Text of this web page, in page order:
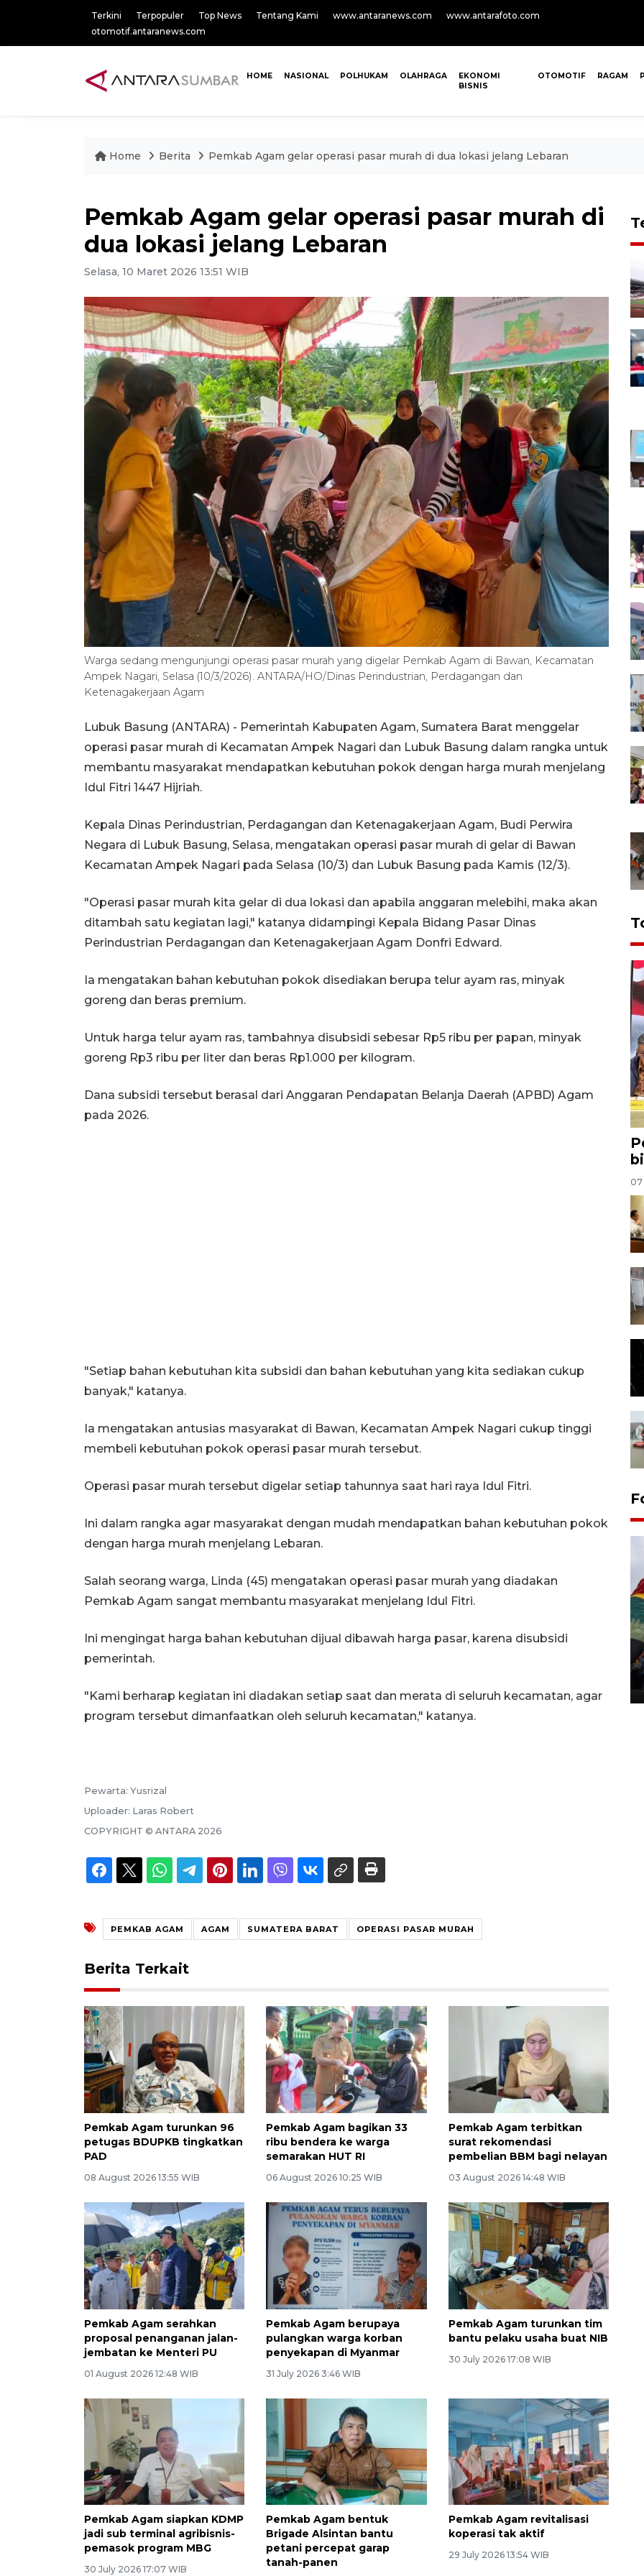
Terkini Terpopuler Top News Tentang Kami www.antaranews.com
www.antarafoto.com
otomotif.antaranews.com
HOME NASIONAL POLHUKAM OLAHRAGA
EKONOMI
BISNIS
OTOMOTIF RAGAM
Home Berita Pemkab Agam gelar operasi pasar murah di dua lokasi jelang Lebaran
Pemkab Agam gelar operasi pasar murah di
dua lokasi jelang Lebaran
Selasa, 10 Maret 2026 13:51 WIB
Warga sedang mengunjungi operasi pasar murah yang digelar Pemkab Agam di Bawan, Kecamatan
Ampek Nagari, Selasa (10/3/2026). ANTARA/HO/Dinas Perindustrian, Perdagangan dan
Ketenagakerjaan Agam
Lubuk Basung (ANTARA) - Pemerintah Kabupaten Agam, Sumatera Barat menggelar
operasi pasar murah di Kecamatan Ampek Nagari dan Lubuk Basung dalam rangka untuk
membantu masyarakat mendapatkan kebutuhan pokok dengan harga murah menjelang
Idul Fitri 1447 Hijriah.
Kepala Dinas Perindustrian, Perdagangan dan Ketenagakerjaan Agam, Budi Perwira
Negara di Lubuk Basung, Selasa, mengatakan operasi pasar murah di gelar di Bawan
Kecamatan Ampek Nagari pada Selasa (10/3) dan Lubuk Basung pada Kamis (12/3).
"Operasi pasar murah kita gelar di dua lokasi dan apabila anggaran melebihi, maka akan
ditambah satu kegiatan lagi," katanya didampingi Kepala Bidang Pasar Dinas
Perindustrian Perdagangan dan Ketenagakerjaan Agam Donfri Edward.
Ia mengatakan bahan kebutuhan pokok disediakan berupa telur ayam ras, minyak
goreng dan beras premium.
Untuk harga telur ayam ras, tambahnya disubsidi sebesar Rp5 ribu per papan, minyak
goreng Rp3 ribu per liter dan beras Rp1.000 per kilogram.
Dana subsidi tersebut berasal dari Anggaran Pendapatan Belanja Daerah (APBD) Agam
pada 2026.
"Setiap bahan kebutuhan kita subsidi dan bahan kebutuhan yang kita sediakan cukup
banyak," katanya.
Ia mengatakan antusias masyarakat di Bawan, Kecamatan Ampek Nagari cukup tinggi
membeli kebutuhan pokok operasi pasar murah tersebut.
Operasi pasar murah tersebut digelar setiap tahunnya saat hari raya Idul Fitri.
Ini dalam rangka agar masyarakat dengan mudah mendapatkan bahan kebutuhan pokok
dengan harga murah menjelang Lebaran.
Salah seorang warga, Linda (45) mengatakan operasi pasar murah yang diadakan
Pemkab Agam sangat membantu masyarakat menjelang Idul Fitri.
Ini mengingat harga bahan kebutuhan dijual dibawah harga pasar, karena disubsidi
pemerintah.
"Kami berharap kegiatan ini diadakan setiap saat dan merata di seluruh kecamatan, agar
program tersebut dimanfaatkan oleh seluruh kecamatan," katanya.
Pewarta: Yusrizal
Uploader: Laras Robert
COPYRIGHT © ANTARA 2026
PEMKAB AGAM AGAM SUMATERA BARAT OPERASI PASAR MURAH
Berita Terkait
Pemkab Agam turunkan 96
petugas BDUPKB tingkatkan
PAD
08 August 2026 13:55 WIB
Pemkab Agam bagikan 33
ribu bendera ke warga
semarakan HUT RI
06 August 2026 10:25 WIB
Pemkab Agam terbitkan
surat rekomendasi
pembelian BBM bagi nelayan
03 August 2026 14:48 WIB
Pemkab Agam serahkan
proposal penanganan jalan-
jembatan ke Menteri PU
01 August 2026 12:48 WIB
Pemkab Agam berupaya
pulangkan warga korban
penyekapan di Myanmar
31 July 2026 3:46 WIB
Pemkab Agam turunkan tim
bantu pelaku usaha buat NIB
30 July 2026 17:08 WIB
Pemkab Agam siapkan KDMP
jadi sub terminal agribisnis-
pemasok program MBG
30 July 2026 17:07 WIB
Pemkab Agam bentuk
Brigade Alsintan bantu
petani percepat garap
tanah-panen
Pemkab Agam revitalisasi
koperasi tak aktif
29 July 2026 13:54 WIB
07
Penggantian konstruksi jalan